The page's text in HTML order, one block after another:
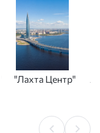
"Лахта Центр"